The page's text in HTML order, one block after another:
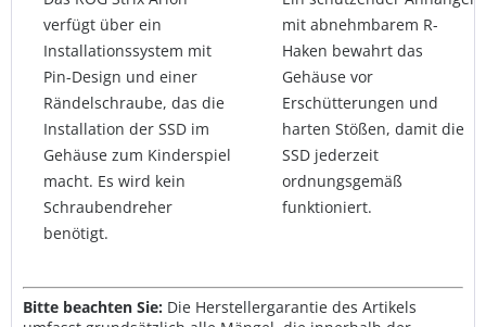
verfügt über ein
Installationssystem mit
Pin-Design und einer
Rändelschraube, das die
Installation der SSD im
Gehäuse zum Kinderspiel
macht. Es wird kein
Schraubendreher
benötigt.
mit abnehmbarem R-
Haken bewahrt das
Gehäuse vor
Erschütterungen und
harten Stößen, damit die
SSD jederzeit
ordnungsgemäß
funktioniert.
Bitte beachten Sie: Die Herstellergarantie des Artikels